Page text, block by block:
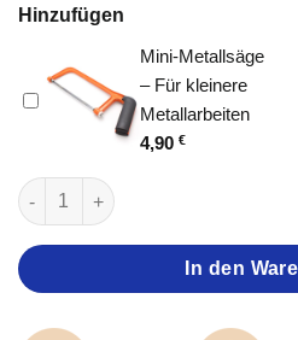
Hinzufügen
Mini-Metallsäge
– Für kleinere
Metallarbeiten
4,90 €
Ersatzrollen für Koffer – 2 Rollen
In den